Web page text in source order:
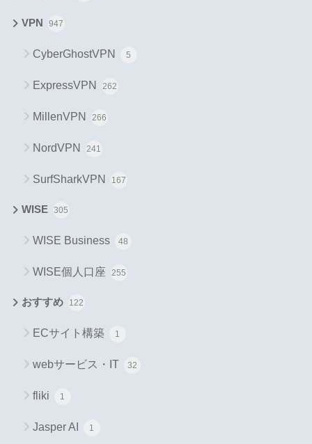
VPN 947
CyberGhostVPN 5
ExpressVPN 262
MillenVPN 266
NordVPN 241
SurfSharkVPN 167
WISE 305
WISE Business 48
WISE個人口座 255
おすすめ 122
ECサイト構築 1
webサービス・IT 32
fliki 1
Jasper AI 1